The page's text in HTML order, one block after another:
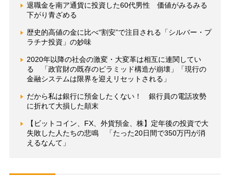
退職金を南ア通貨に投資した60代男性 価値がみるみる
下がり青ざめる
歴史的高値の金に比べ“割安”で注目される「シルバー・プ
ラチナ投資」の妙味
2020年以降の社会の激変・大変革は相互に連関してい
る 「政官財の既存のピラミッド構造が崩壊」「現行の
金融システムは限界を迎えリセットされる」
だから私は銀行に預金したくない！ 銀行員の電話攻勢
に折れて大損した顛末
【ビットコイン、FX、外貨預金、株】定年後の投資で大
失敗した人たちの悲鳴 「たった20日間で350万円が消
えるなんて」